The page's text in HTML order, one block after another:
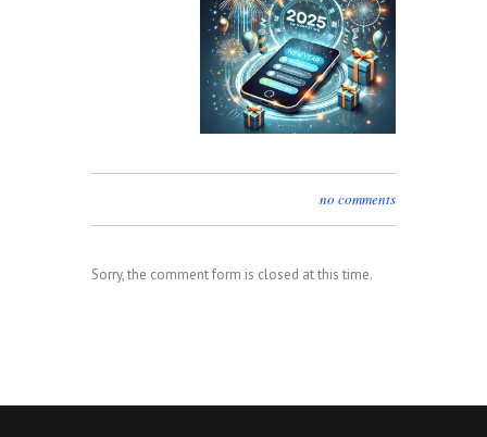
no comments
Sorry, the comment form is closed at this time.